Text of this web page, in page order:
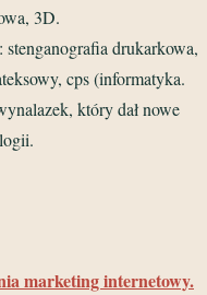
3D.
drukarkowa,
cps (informatyka.
który dał nowe
marketing internetowy.